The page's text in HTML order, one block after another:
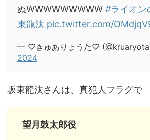
ぬWWWWWWWWW #ライオン
東龍汰 pic.twitter.com/
— ♡きゅありょうた♡
2024
坂東龍汰さんは、真犯人フラグで
望月鼓太郎役